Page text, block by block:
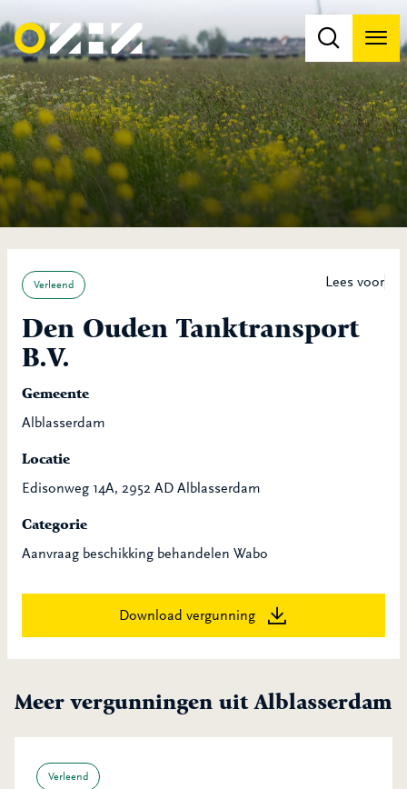
Lees voor
Verleend
Den Ouden Tanktransport
B.V.
Gemeente
Alblasserdam
Locatie
Edisonweg 14A, 2952 AD Alblasserdam
Categorie
Aanvraag beschikking behandelen Wabo
Download vergunning
Meer vergunningen uit Alblasserdam
Verleend